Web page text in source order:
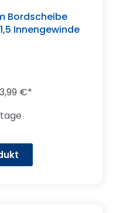
Bordscheibe
Innengewinde
€